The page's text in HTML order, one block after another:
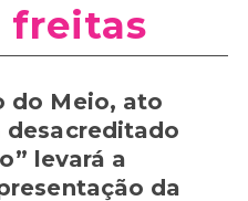
freitas
do Meio, ato
desacreditado
levará a
da